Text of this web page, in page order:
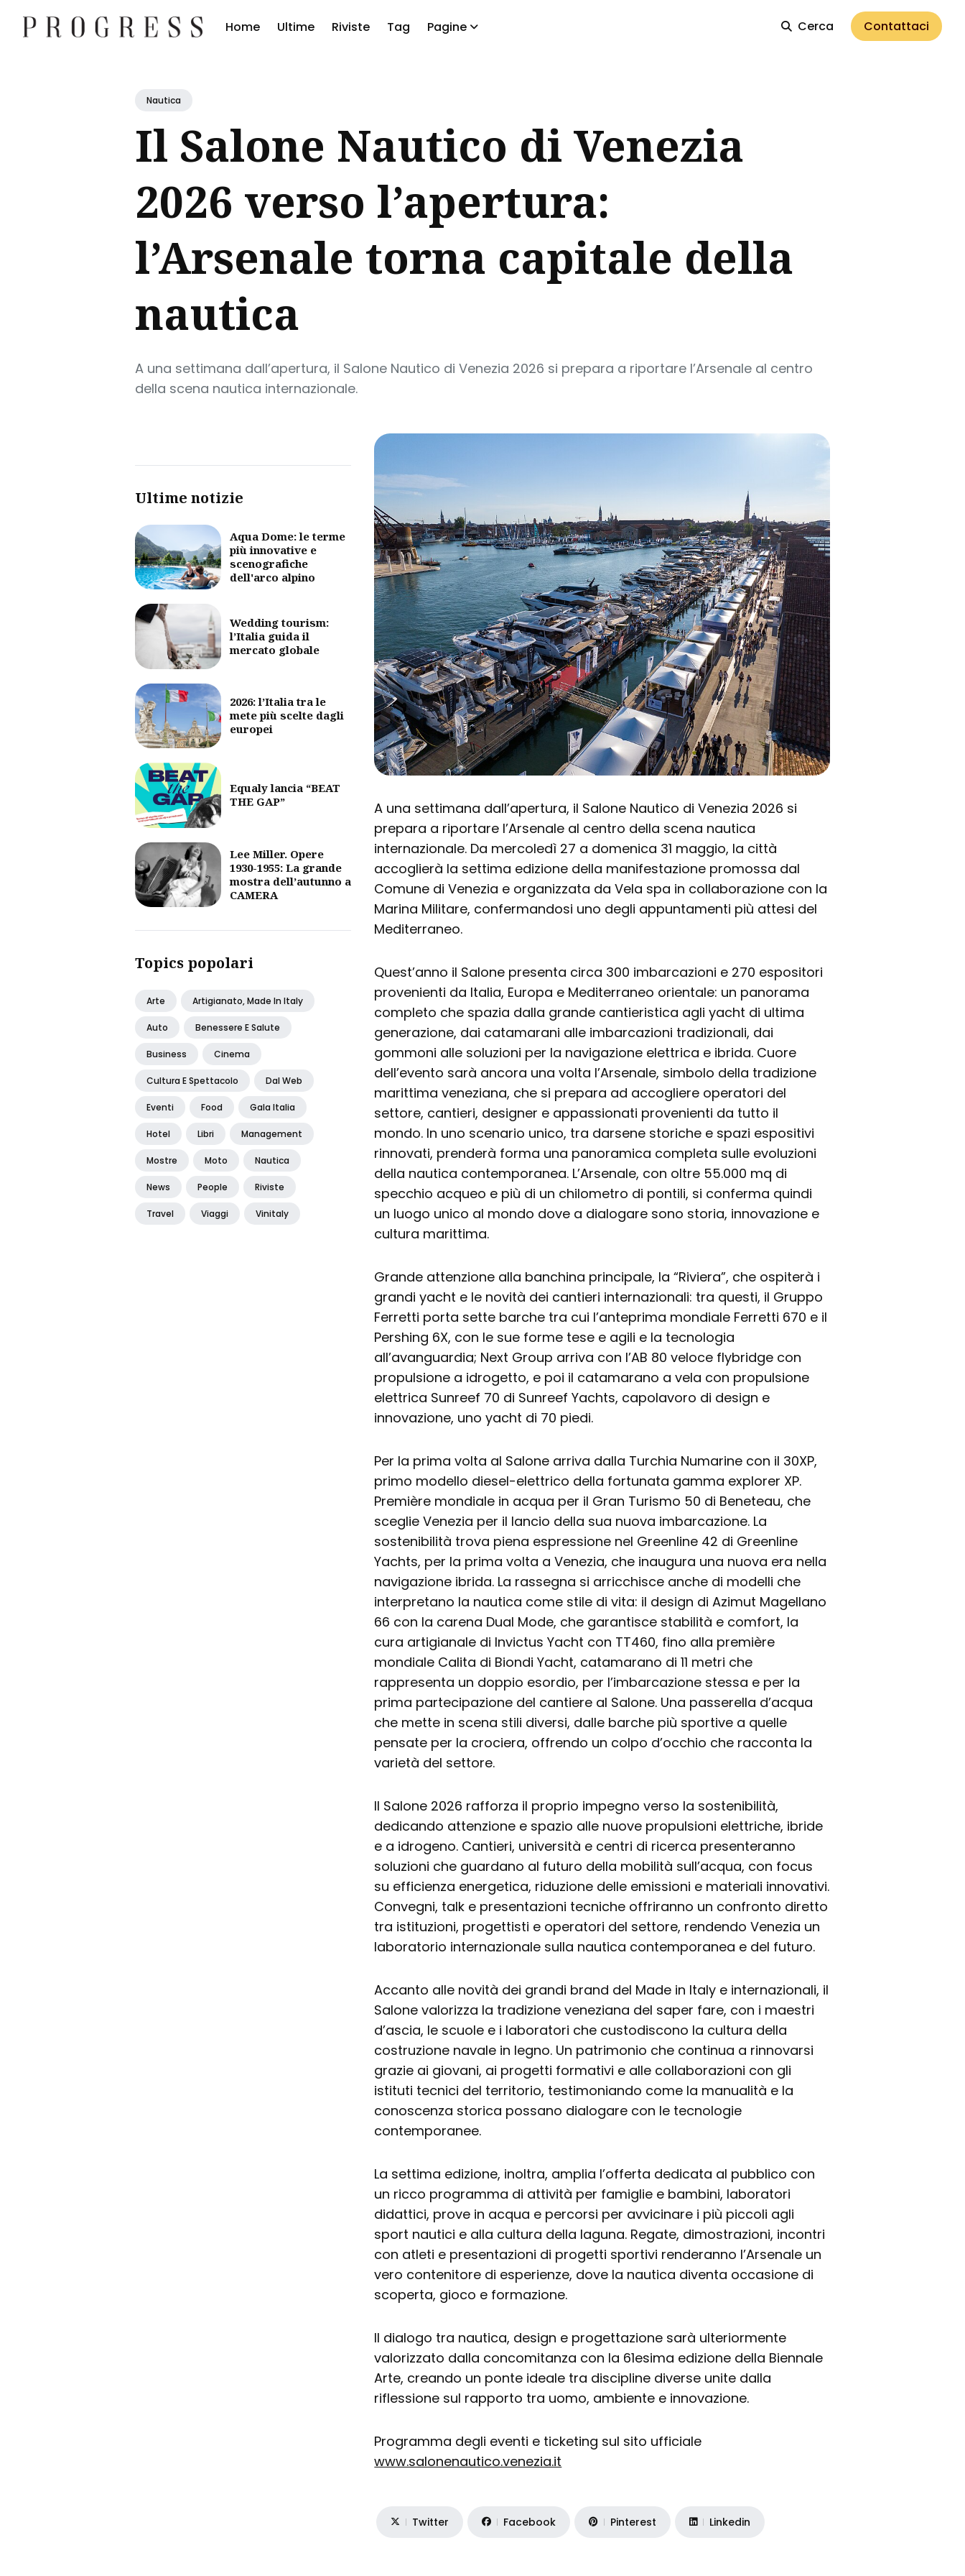
Home Ultime Riviste Tag Pagine Cerca Contattaci
Nautica
Il Salone Nautico di Venezia
2026 verso l’apertura:
l’Arsenale torna capitale della
nautica
A una settimana dall’apertura, il Salone Nautico di Venezia 2026 si prepara a riportare l’Arsenale al centro
della scena nautica internazionale.
Ultime notizie
Aqua Dome: le terme
più innovative e
scenografiche
dell'arco alpino
Wedding tourism:
l’Italia guida il
mercato globale
2026: l’Italia tra le
mete più scelte dagli
europei
Equaly lancia “BEAT
THE GAP”
Lee Miller. Opere
1930-1955: La grande
mostra dell’autunno a
CAMERA
Topics popolari
Arte Artigianato, Made In Italy
Auto Benessere E Salute
Business Cinema
Cultura E Spettacolo Dal Web
Eventi Food Gala Italia
Hotel Libri Management
Mostre Moto Nautica
News People Riviste
Travel Viaggi Vinitaly
A una settimana dall’apertura, il Salone Nautico di Venezia 2026 si
prepara a riportare l’Arsenale al centro della scena nautica
internazionale. Da mercoledì 27 a domenica 31 maggio, la città
accoglierà la settima edizione della manifestazione promossa dal
Comune di Venezia e organizzata da Vela spa in collaborazione con la
Marina Militare, confermandosi uno degli appuntamenti più attesi del
Mediterraneo.
Quest’anno il Salone presenta circa 300 imbarcazioni e 270 espositori
provenienti da Italia, Europa e Mediterraneo orientale: un panorama
completo che spazia dalla grande cantieristica agli yacht di ultima
generazione, dai catamarani alle imbarcazioni tradizionali, dai
gommoni alle soluzioni per la navigazione elettrica e ibrida. Cuore
dell’evento sarà ancora una volta l’Arsenale, simbolo della tradizione
marittima veneziana, che si prepara ad accogliere operatori del
settore, cantieri, designer e appassionati provenienti da tutto il
mondo. In uno scenario unico, tra darsene storiche e spazi espositivi
rinnovati, prenderà forma una panoramica completa sulle evoluzioni
della nautica contemporanea. L’Arsenale, con oltre 55.000 mq di
specchio acqueo e più di un chilometro di pontili, si conferma quindi
un luogo unico al mondo dove a dialogare sono storia, innovazione e
cultura marittima.
Grande attenzione alla banchina principale, la “Riviera”, che ospiterà i
grandi yacht e le novità dei cantieri internazionali: tra questi, il Gruppo
Ferretti porta sette barche tra cui l’anteprima mondiale Ferretti 670 e il
Pershing 6X, con le sue forme tese e agili e la tecnologia
all’avanguardia; Next Group arriva con l’AB 80 veloce flybridge con
propulsione a idrogetto, e poi il catamarano a vela con propulsione
elettrica Sunreef 70 di Sunreef Yachts, capolavoro di design e
innovazione, uno yacht di 70 piedi.
Per la prima volta al Salone arriva dalla Turchia Numarine con il 30XP,
primo modello diesel-elettrico della fortunata gamma explorer XP.
Première mondiale in acqua per il Gran Turismo 50 di Beneteau, che
sceglie Venezia per il lancio della sua nuova imbarcazione. La
sostenibilità trova piena espressione nel Greenline 42 di Greenline
Yachts, per la prima volta a Venezia, che inaugura una nuova era nella
navigazione ibrida. La rassegna si arricchisce anche di modelli che
interpretano la nautica come stile di vita: il design di Azimut Magellano
66 con la carena Dual Mode, che garantisce stabilità e comfort, la
cura artigianale di Invictus Yacht con TT460, fino alla première
mondiale Calita di Biondi Yacht, catamarano di 11 metri che
rappresenta un doppio esordio, per l’imbarcazione stessa e per la
prima partecipazione del cantiere al Salone. Una passerella d’acqua
che mette in scena stili diversi, dalle barche più sportive a quelle
pensate per la crociera, offrendo un colpo d’occhio che racconta la
varietà del settore.
Il Salone 2026 rafforza il proprio impegno verso la sostenibilità,
dedicando attenzione e spazio alle nuove propulsioni elettriche, ibride
e a idrogeno. Cantieri, università e centri di ricerca presenteranno
soluzioni che guardano al futuro della mobilità sull’acqua, con focus
su efficienza energetica, riduzione delle emissioni e materiali innovativi.
Convegni, talk e presentazioni tecniche offriranno un confronto diretto
tra istituzioni, progettisti e operatori del settore, rendendo Venezia un
laboratorio internazionale sulla nautica contemporanea e del futuro.
Accanto alle novità dei grandi brand del Made in Italy e internazionali, il
Salone valorizza la tradizione veneziana del saper fare, con i maestri
d’ascia, le scuole e i laboratori che custodiscono la cultura della
costruzione navale in legno. Un patrimonio che continua a rinnovarsi
grazie ai giovani, ai progetti formativi e alle collaborazioni con gli
istituti tecnici del territorio, testimoniando come la manualità e la
conoscenza storica possano dialogare con le tecnologie
contemporanee.
La settima edizione, inoltra, amplia l’offerta dedicata al pubblico con
un ricco programma di attività per famiglie e bambini, laboratori
didattici, prove in acqua e percorsi per avvicinare i più piccoli agli
sport nautici e alla cultura della laguna. Regate, dimostrazioni, incontri
con atleti e presentazioni di progetti sportivi renderanno l’Arsenale un
vero contenitore di esperienze, dove la nautica diventa occasione di
scoperta, gioco e formazione.
Il dialogo tra nautica, design e progettazione sarà ulteriormente
valorizzato dalla concomitanza con la 61esima edizione della Biennale
Arte, creando un ponte ideale tra discipline diverse unite dalla
riflessione sul rapporto tra uomo, ambiente e innovazione.
Programma degli eventi e ticketing sul sito ufficiale
www.salonenautico.venezia.it
Twitter Facebook Pinterest Linkedin